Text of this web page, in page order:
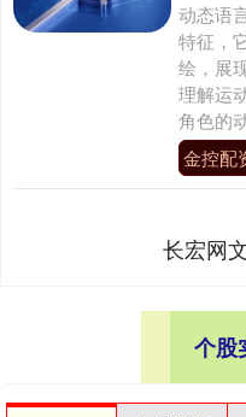
动态语
特征，
绘，展
理解运
角色的
金控配
长宏网
个股